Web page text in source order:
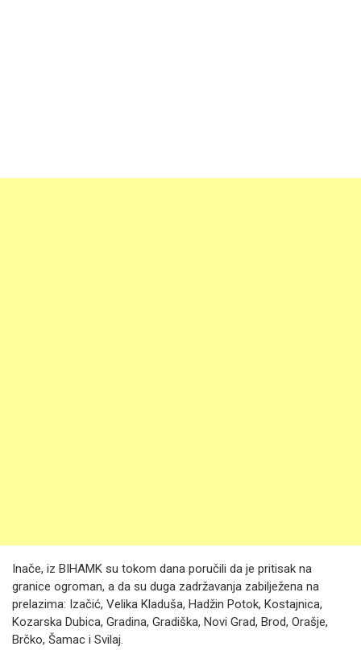
Inače, iz BIHAMK su tokom dana poručili da je pritisak na
granice ogroman, a da su duga zadržavanja zabilježena na
prelazima: Izačić, Velika Kladuša, Hadžin Potok, Kostajnica,
Kozarska Dubica, Gradina, Gradiška, Novi Grad, Brod, Orašje,
Brčko, Šamac i Svilaj.